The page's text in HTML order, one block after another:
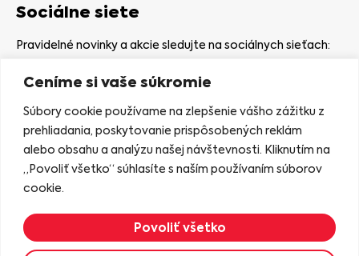
Ceníme si vaše súkromie
Súbory cookie používame na zlepšenie vášho zážitku z
prehliadania, poskytovanie prispôsobených reklám
alebo obsahu a analýzu našej návštevnosti. Kliknutím na
„Povoliť všetko“ súhlasíte s naším používaním súborov
cookie.
Povoliť všetko
Sociálne siete
Pravidelné novinky a akcie sledujte na sociálnych sieťach:
Kamenná predajňa
Nám. gen. Štefaníka 7
06401 Stará Ľubovňa